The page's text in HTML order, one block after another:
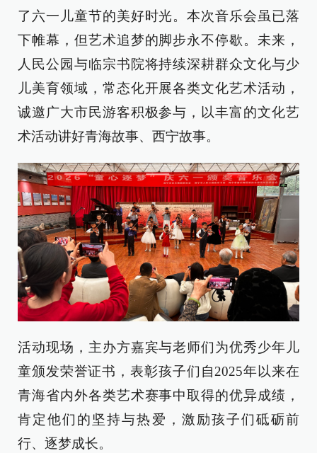
了六一儿童节的美好时光。本次音乐会虽已落
下帷幕，但艺术追梦的脚步永不停歇。未来，
人民公园与临宗书院将持续深耕群众文化与少
儿美育领域，常态化开展各类文化艺术活动，
诚邀广大市民游客积极参与，以丰富的文化艺
术活动讲好青海故事、西宁故事。
活动现场，主办方嘉宾与老师们为优秀少年儿
童颁发荣誉证书，表彰孩子们自2025年以来在
青海省内外各类艺术赛事中取得的优异成绩，
肯定他们的坚持与热爱，激励孩子们砥砺前
行、逐梦成长。